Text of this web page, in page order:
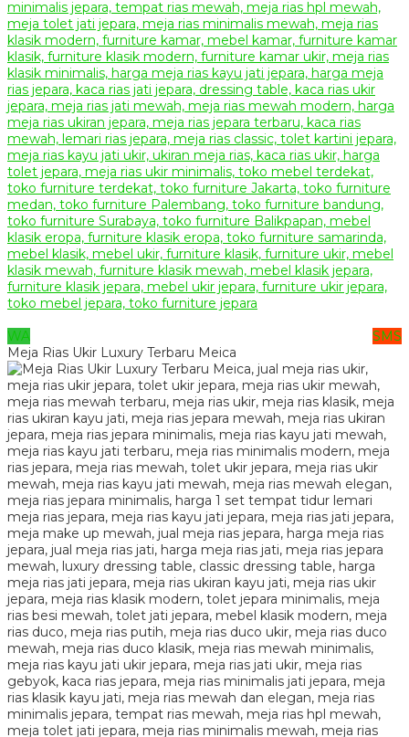
WA
SMS
Meja Rias Ukir Luxury Terbaru Meica